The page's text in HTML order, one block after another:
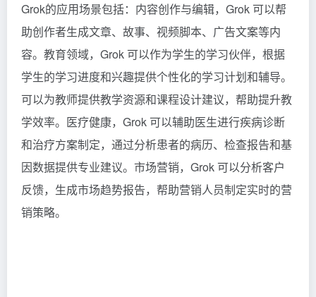
Grok的应用场景包括：内容创作与编辑，Grok 可以帮
助创作者生成文章、故事、视频脚本、广告文案等内
容。教育领域，Grok 可以作为学生的学习伙伴，根据
学生的学习进度和兴趣提供个性化的学习计划和辅导。
可以为教师提供教学资源和课程设计建议，帮助提升教
学效率。医疗健康，Grok 可以辅助医生进行疾病诊断
和治疗方案制定，通过分析患者的病历、检查报告和基
因数据提供专业建议。市场营销，Grok 可以分析客户
反馈，生成市场趋势报告，帮助营销人员制定实时的营
销策略。